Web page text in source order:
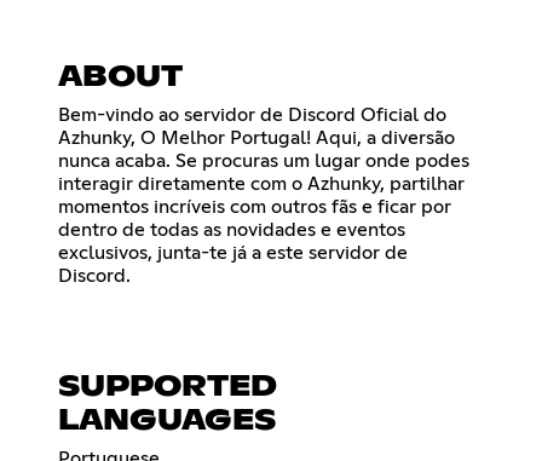
ABOUT
Bem-vindo ao servidor de Discord Oficial do
Azhunky, O Melhor Portugal! Aqui, a diversão
nunca acaba. Se procuras um lugar onde podes
interagir diretamente com o Azhunky, partilhar
momentos incríveis com outros fãs e ficar por
dentro de todas as novidades e eventos
exclusivos, junta-te já a este servidor de
Discord.
SUPPORTED
LANGUAGES